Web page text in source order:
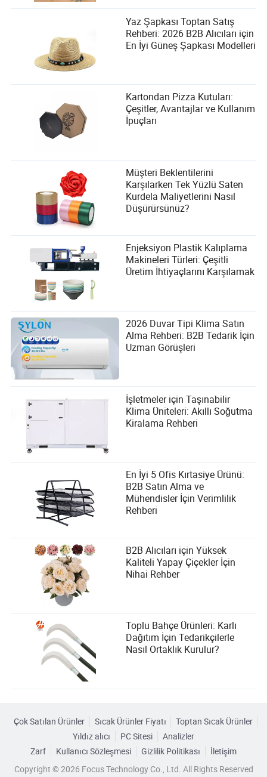
Yaz Şapkası Toptan Satış
Rehberi: 2026 B2B Alıcıları için
En İyi Güneş Şapkası Modelleri
Kartondan Pizza Kutuları:
Çeşitler, Avantajlar ve Kullanım
İpuçları
Müşteri Beklentilerini
Karşılarken Tek Yüzlü Saten
Kurdela Maliyetlerini Nasıl
Düşürürsünüz?
Enjeksiyon Plastik Kalıplama
Makineleri Türleri: Çeşitli
Üretim İhtiyaçlarını Karşılamak
2026 Duvar Tipi Klima Satın
Alma Rehberi: B2B Tedarik İçin
Uzman Görüşleri
İşletmeler için Taşınabilir
Klima Üniteleri: Akıllı Soğutma
Kiralama Rehberi
En İyi 5 Ofis Kırtasiye Ürünü:
B2B Satın Alma ve
Mühendisler İçin Verimlilik
Rehberi
B2B Alıcıları için Yüksek
Kaliteli Yapay Çiçekler İçin
Nihai Rehber
Toplu Bahçe Ürünleri: Karlı
Dağıtım İçin Tedarikçilerle
Nasıl Ortaklık Kurulur?
Çok Satılan Ürünler Sıcak Ürünler Fiyatı
Toptan Sıcak Ürünler
Yıldız alıcı
PC Sitesi
Analizler
Zarf
Kullanıcı Sözleşmesi Gizlilik Politikası
İletişim
Copyright © 2026 Focus Technology Co., Ltd. All Rights Reserved